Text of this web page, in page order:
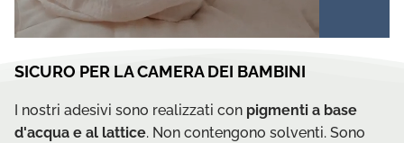
SICURO PER LA CAMERA DEI BAMBINI
I nostri adesivi sono realizzati con pigmenti a base
d'acqua e al lattice. Non contengono solventi. Sono